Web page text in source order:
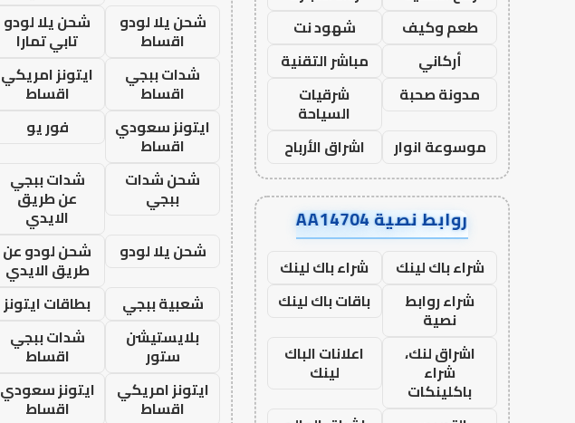
طعم وكيف
شهود نت
أركاني
مباشر التقنية
مدونة صحبة
شرقيات
السياحة
موسوعة انوار
اشراق الأرباح
روابط نصية AA14704
شراء باك لينك
شراء باك لينك
شراء روابط
نصية
باقات باك لينك
اشراق لنك،
شراء
باكلينكات
اعلانات الباك
لينك
شحن يلا لودو
اقساط
شحن يلا لودو
تابي تمارا
شدات ببجي
اقساط
ايتونز امريكي
اقساط
ايتونز سعودي
اقساط
فور يو
شحن شدات
ببجي
شدات ببجي
عن طريق
الايدي
شحن يلا لودو
شحن لودو عن
طريق الايدي
شعبية ببجي
بطاقات ايتونز
بلايستيشن
ستور
شدات ببجي
اقساط
ايتونز امريكي
اقساط
ايتونز سعودي
اقساط